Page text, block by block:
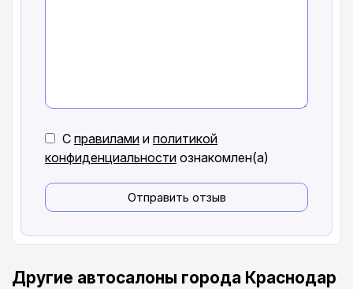
С правилами и политикой
конфиденциальности ознакомлен(а)
Отправить отзыв
Другие автосалоны города Краснодар